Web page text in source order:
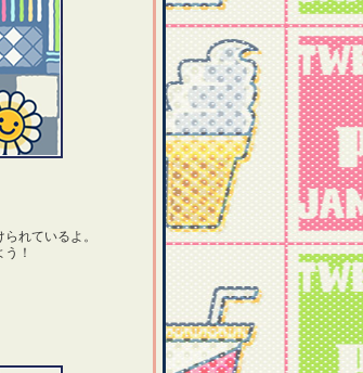
れているよ。
！